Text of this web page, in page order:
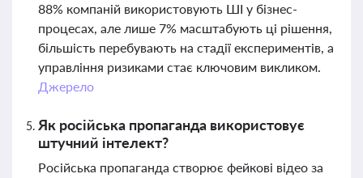
88% компаній використовують ШІ у бізнес-
процесах, але лише 7% масштабують ці рішення,
більшість перебувають на стадії експериментів, а
управління ризиками стає ключовим викликом.
Джерело
Як російська пропаганда використовує
штучний інтелект?
Російська пропаганда створює фейкові відео за